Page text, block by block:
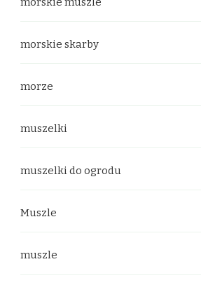
morskie skarby
morze
muszelki
muszelki do ogrodu
Muszle
muszle